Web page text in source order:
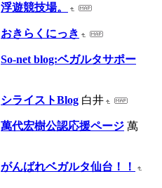
浮遊競技場。
おきらくにっき
So-net blog:ベガルタサポー
シライストBlog 白井
萬代宏樹公認応援ページ 萬
がんばれベガルタ仙台！！